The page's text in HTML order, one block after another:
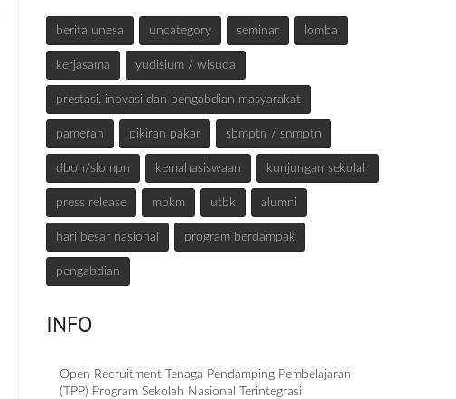
berita unesa uncategory seminar lomba
kerjasama yudisium / wisuda
prestasi, inovasi dan pengabdian masyarakat
pameran pikiran pakar sbmptn / snmptn
dbon/slompn kemahasiswaan kunjungan sekolah
press release mbkm utbk alumni
hari besar nasional program berdampak
pengabdian
INFO
Open Recruitment Tenaga Pendamping Pembelajaran
(TPP) Program Sekolah Nasional Terintegrasi